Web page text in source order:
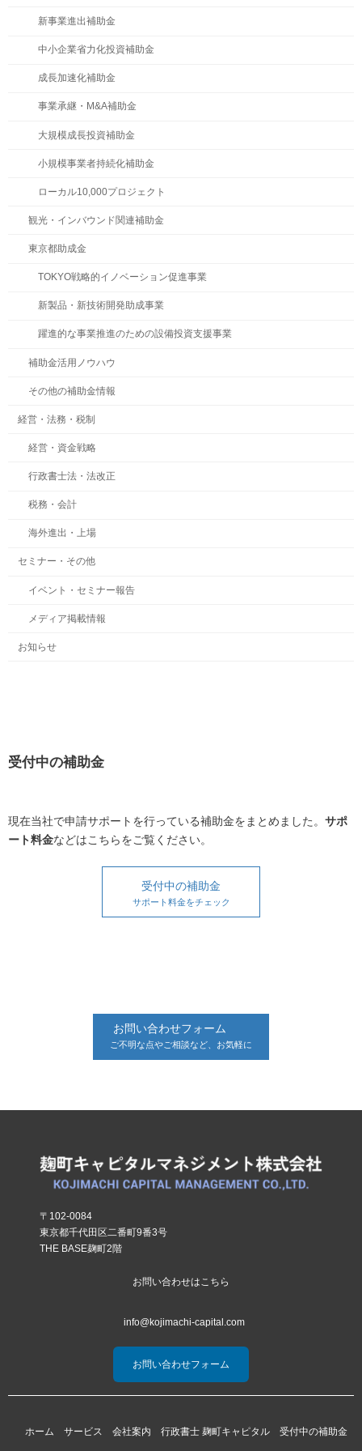
新事業進出補助金
中小企業省力化投資補助金
成長加速化補助金
事業承継・M&A補助金
大規模成長投資補助金
小規模事業者持続化補助金
ローカル10,000プロジェクト
観光・インバウンド関連補助金
東京都助成金
TOKYO戦略的イノベーション促進事業
新製品・新技術開発助成事業
躍進的な事業推進のための設備投資支援事業
補助金活用ノウハウ
その他の補助金情報
経営・法務・税制
経営・資金戦略
行政書士法・法改正
税務・会計
海外進出・上場
セミナー・その他
イベント・セミナー報告
メディア掲載情報
お知らせ
受付中の補助金
現在当社で申請サポートを行っている補助金をまとめました。 サポ
ート料金などはこちらをご覧ください。
受付中の補助金
サポート料金をチェック
お問い合わせフォーム
ご不明な点やご相談など、お気軽に
〒102-0084
東京都千代田区二番町9番3号
THE BASE麹町2階
お問い合わせはこちら
info@kojimachi-capital.com
お問い合わせフォーム
ホーム サービス 会社案内 行政書士 麹町キャピタル 受付中の補助金